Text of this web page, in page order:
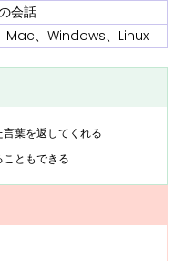
会話
Mac、Windows、Linux
葉を返してくれる
ともできる